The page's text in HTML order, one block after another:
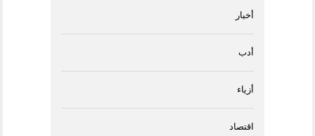
أخبار
أدب
أزياء
اقتصاد